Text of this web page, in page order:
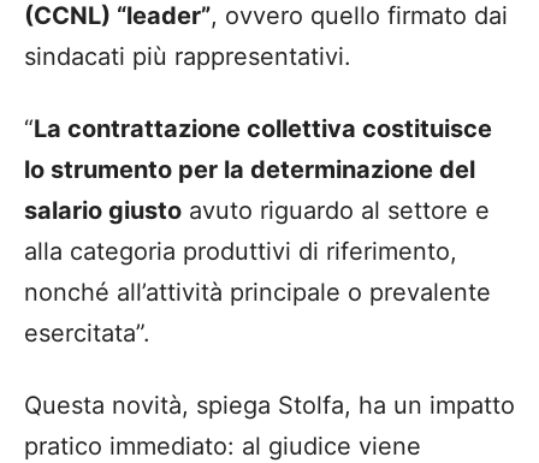
(CCNL) “leader”, ovvero quello firmato dai
sindacati più rappresentativi.
“La contrattazione collettiva costituisce
lo strumento per la determinazione del
salario giusto avuto riguardo al settore e
alla categoria produttivi di riferimento,
nonché all’attività principale o prevalente
esercitata”.
Questa novità, spiega Stolfa, ha un impatto
pratico immediato: al giudice viene